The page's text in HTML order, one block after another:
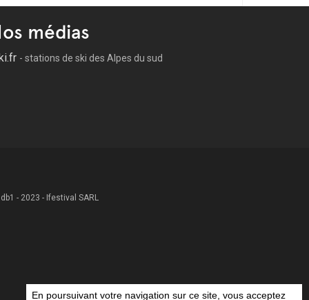
médias
- stations de ski des Alpes du sud
- 2023 - Ifestival SARL
En poursuivant votre navigation sur ce site, vous acceptez